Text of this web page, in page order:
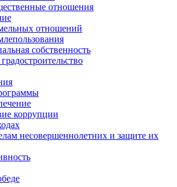
отношения
отношений
собственность
коррупции
несовершеннолетних и защите их